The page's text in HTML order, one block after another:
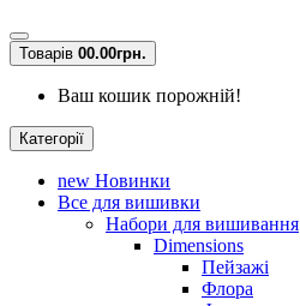
Товарів 00.00грн.
Ваш кошик порожній!
Категорії
new Новинки
Все для вишивки
Набори для вишивання
Dimensions
Пейзажі
Флора